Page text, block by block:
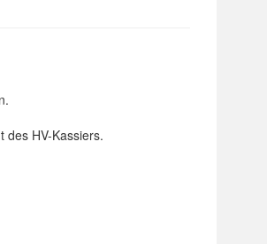
des HV-Kassiers.